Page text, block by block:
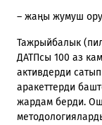
– жаңы жумуш
Тажрыйбалык
ДАТПсы 100 аз
активдерди
аракеттерди
жардам берди.